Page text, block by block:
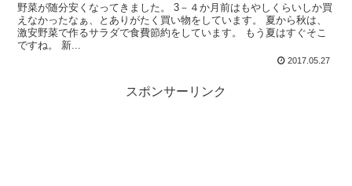
野菜が随分安くなってきました。 3－４か月前はもやしくらいしか買
えなかったなぁ、とありがたく買い物をしています。 夏から秋は、
激安野菜で作るサラダで食費節約をしています。 もう夏はすぐそこ
ですね。 新...
2017.05.27
スポンサーリンク